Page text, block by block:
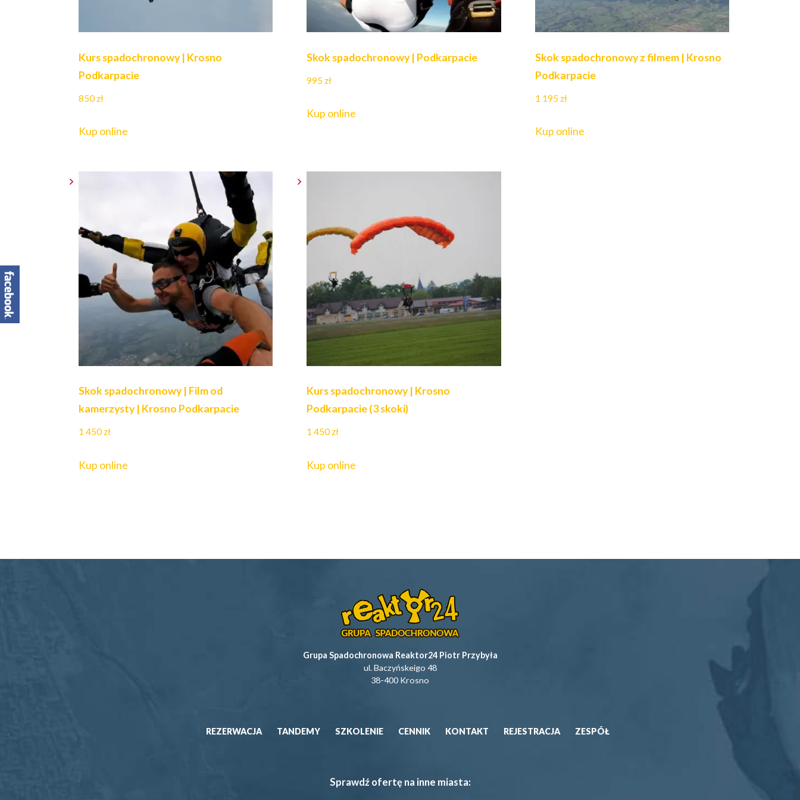
Kurs spadochronowy | Krosno
Podkarpacie
850 zł
Kup online
Skok spadochronowy | Podkarpacie
995 zł
Kup online
Skok spadochronowy z filmem | Krosno
Podkarpacie
1 195 zł
Kup online
Skok spadochronowy | Film od
kamerzysty | Krosno Podkarpacie
1 450 zł
Kup online
Kurs spadochronowy | Krosno
Podkarpacie (3 skoki)
1 450 zł
Kup online
Grupa Spadochronowa Reaktor24 Piotr Przybyła
ul. Baczyńskeigo 48
38-400 Krosno
REZERWACJA TANDEMY SZKOLENIE CENNIK KONTAKT REJESTRACJA ZESPÓŁ
Sprawdź ofertę na inne miasta: